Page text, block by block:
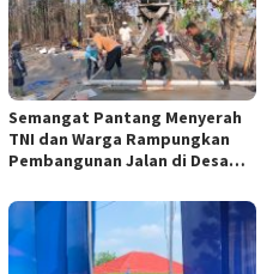
Semangat Pantang Menyerah
TNI dan Warga Rampungkan
Pembangunan Jalan di Desa